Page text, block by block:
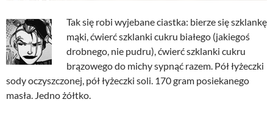
Tak się robi wyjebane ciastka: bierze się szklankę
mąki, ćwierć szklanki cukru białego (jakiegoś
drobnego, nie pudru), ćwierć szklanki cukru
brązowego do michy sypnąć razem. Pół łyżeczki
sody oczyszczonej, pół łyżeczki soli. 170 gram posiekanego
masła. Jedno żółtko.